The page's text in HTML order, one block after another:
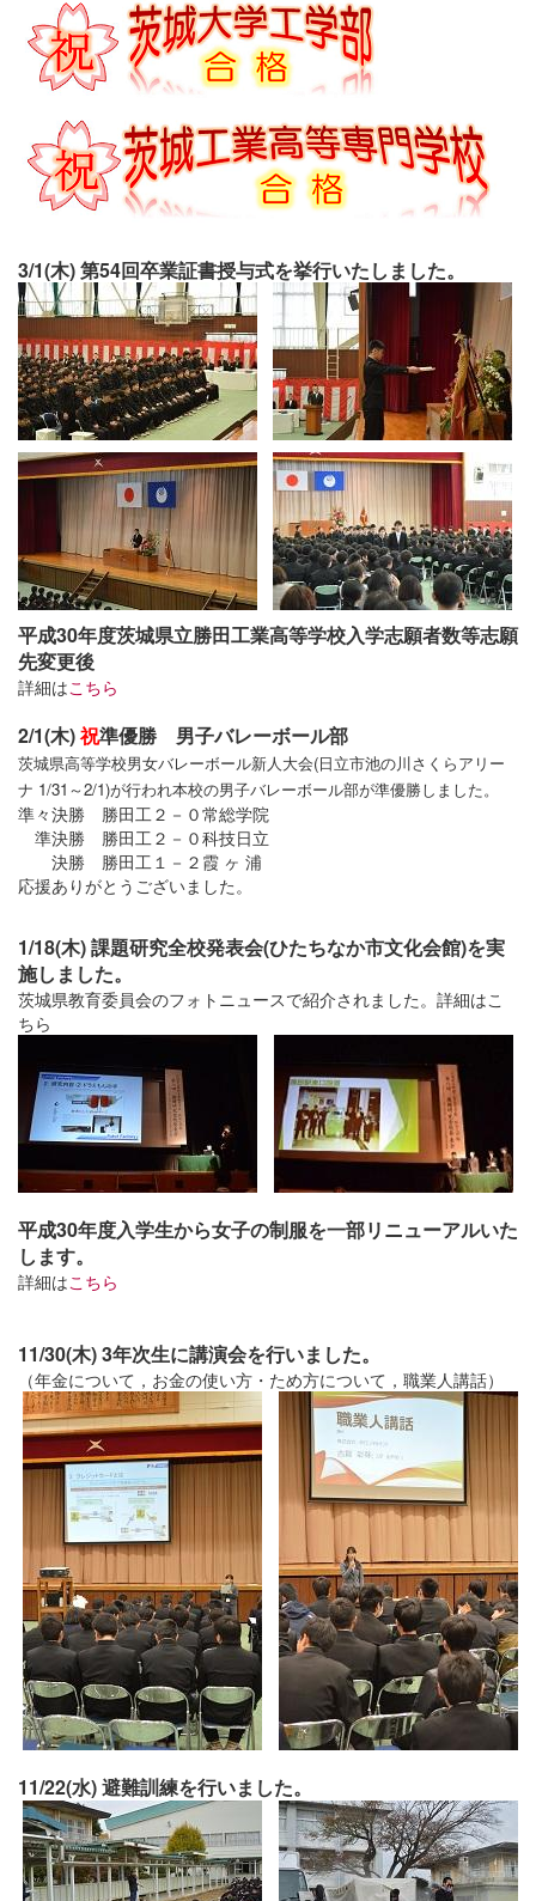
3/1(木) 第54回卒業証書授与式を挙行いたしました。
平成30年度茨城県立勝田工業高等学校入学志願者数等志願
先変更後
詳細はこちら
2/1(木)祝準優勝 男子バレーボール部
茨城県高等学校男女バレーボール新人大会(日立市池の川さくらアリー
ナ 1/31～2/1)が行われ本校の男子バレーボール部が準優勝しました。
準々決勝 勝田工２－０常総学院
準決勝 勝田工２－０科技日立
決勝 勝田工１－２霞 ヶ 浦
応援ありがとうございました。
1/18(木) 課題研究全校発表会(ひたちなか市文化会館)を実
施しました。
茨城県教育委員会のフォトニュースで紹介されました。詳細はこ
ちら
平成30年度入学生から女子の制服を一部リニューアルいた
します。
詳細はこちら
11/30(木) 3年次生に講演会を行いました。
（年金について，お金の使い方・ため方について，職業人講話）
11/22(水) 避難訓練を行いました。